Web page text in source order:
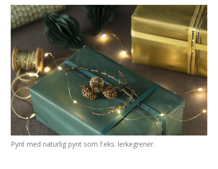
Pynt med naturlig pynt som f.eks. lerkegrener.